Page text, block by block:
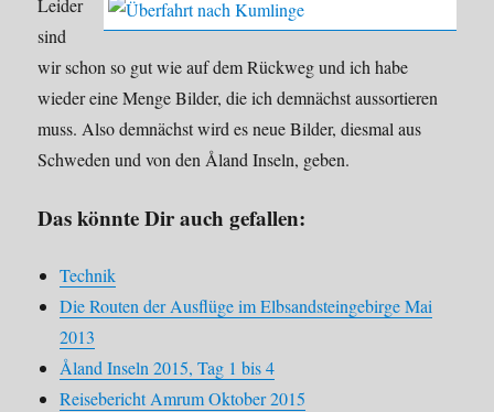
Leider
sind
wir schon so gut wie auf dem Rückweg und ich habe
wieder eine Menge Bilder, die ich demnächst aussortieren
muss. Also demnächst wird es neue Bilder, diesmal aus
Schweden und von den Åland Inseln, geben.
Das könnte Dir auch gefallen:
Technik
Die Routen der Ausflüge im Elbsandsteingebirge Mai
2013
Åland Inseln 2015, Tag 1 bis 4
Reisebericht Amrum Oktober 2015